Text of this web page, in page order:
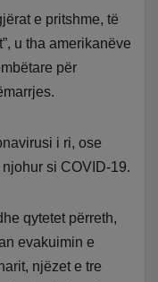
e pritshme, të
u tha amerikanëve
për
i ri, ose
si COVID-19.
qytetet përreth,
evakuimin e
njëzet e tre